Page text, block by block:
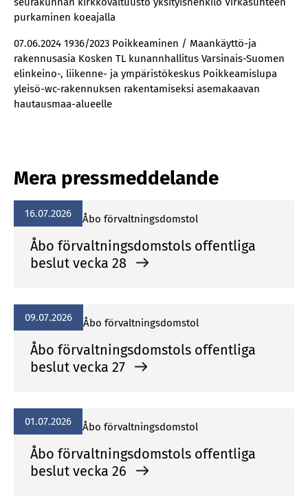
purkaminen koeajalla
07.06.2024 1936/2023 Poikkeaminen / Maankäyttö-ja
rakennusasia Kosken TL kunannhallitus Varsinais-Suomen
elinkeino-, liikenne- ja ympäristökeskus Poikkeamislupa
yleisö-wc-rakennuksen rakentamiseksi asemakaavan
hautausmaa-alueelle
Mera pressmeddelande
16.07.2026 Åbo förvaltningsdomstol
Åbo förvaltningsdomstols offentliga
beslut vecka 28
09.07.2026 Åbo förvaltningsdomstol
Åbo förvaltningsdomstols offentliga
beslut vecka 27
01.07.2026 Åbo förvaltningsdomstol
Åbo förvaltningsdomstols offentliga
beslut vecka 26